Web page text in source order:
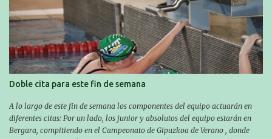
estrenado en esta prueba y han aprovechado la compañía del resto para
esta nueva experiencia. El más rápido del club fue Iñigo Ibarburu con un
tiempo de 43:52, que se ha animado a nadar tras muchos años sin
participar. Los tiempos del resto fueron los siguientes: Igor Amantegi 46:43
Jon Ander Korta 51:23 Borja Apeztegia e Itsaso Tolosa 55:51 Manu Santos
57:53 En la prueba del día anterior hubo bastantes casos de picaduras ...
Doble cita para este fin de semana
A lo largo de este fin de semana los componentes del equipo actuarán en
diferentes citas: Por un lado, los junior y absolutos del equipo estarán en
Bergara, compitiendo en el Campeonato de Gipuzkoa de Verano , donde